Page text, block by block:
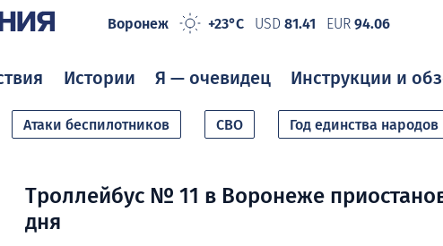
Воронеж +23°C USD 81.41 EUR 94.06
Истории Я — очевидец Инструкции и
Атаки беспилотников СВО Год единства народов
Троллейбус № 11 в Воронеже
дня